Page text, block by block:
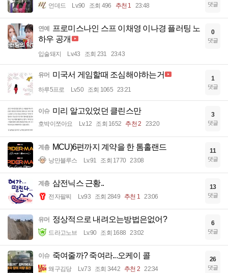
언데드 Lv.90 조회 496 추천 1 23:48 댓글
연예
프로미스나인 스프 이채영 이나경 플러팅 노
하우 공개
입술돼지 Lv.43 조회 231 23:43
0
댓글
유머 미국서 게임할때 조심해야하는거
하루5프로 Lv.50 조회 1065 23:21
1
댓글
이슈 미리 알고있었던 클린스만
호박이쪼아요 Lv.12 조회 1652 추천 2 23:20
3
댓글
계층 MCU)6편까지 계약을 한 톰홀랜드
낭만블루스 Lv.91 조회 1770 23:08
11
댓글
계층 삼전닉스 근황..
전자팔찌 Lv.93 조회 2849 추천 1 23:06
13
댓글
유머 정상적으로 내려오는방법은없어?
드라고노브 Lv.90 조회 1688 23:02
6
댓글
이슈 죽여줄까? 죽여라...오케이 콜
왜구김당 Lv.73 조회 3442 추천 2 22:34
26
댓글